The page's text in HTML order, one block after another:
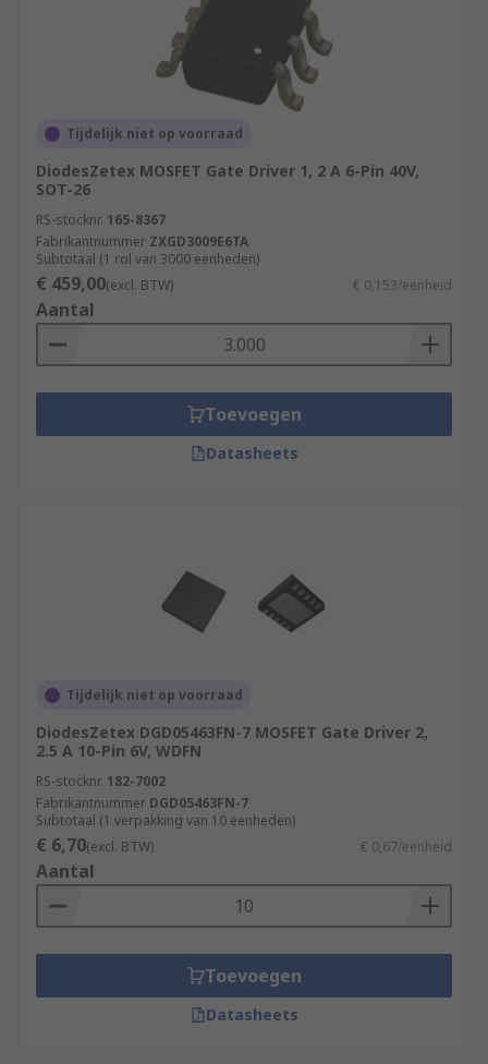
Tijdelijk niet op voorraad
DiodesZetex MOSFET Gate Driver 1, 2 A 6-Pin 40V,
SOT-26
RS-stocknr. 165-8367
Fabrikantnummer ZXGD3009E6TA
Subtotaal (1 rol van 3000 eenheden)
€ 459,00(excl. BTW) € 0,153/eenheid
Aantal
Toevoegen
Datasheets
Tijdelijk niet op voorraad
DiodesZetex DGD05463FN-7 MOSFET Gate Driver 2,
2.5 A 10-Pin 6V, WDFN
RS-stocknr. 182-7002
Fabrikantnummer DGD05463FN-7
Subtotaal (1 verpakking van 10 eenheden)
€ 6,70(excl. BTW) € 0,67/eenheid
Aantal
Toevoegen
Datasheets